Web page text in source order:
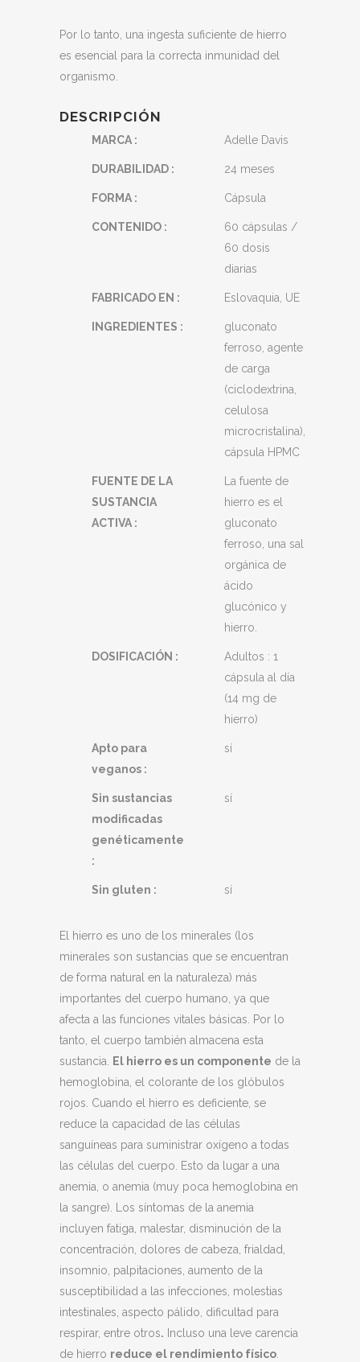
Por lo tanto, una ingesta suficiente de hierro
es esencial para la correcta inmunidad del
organismo.
DESCRIPCIÓN
MARCA : Adelle Davis
DURABILIDAD : 24 meses
FORMA : Cápsula
CONTENIDO :
60 cápsulas /
60 dosis
diarias
FABRICADO EN : Eslovaquia, UE
INGREDIENTES :
gluconato
ferroso, agente
de carga
(ciclodextrina,
celulosa
microcristalina),
cápsula HPMC
FUENTE DE LA
SUSTANCIA
ACTIVA :
La fuente de
hierro es el
gluconato
ferroso, una sal
orgánica de
ácido
glucónico y
hierro.
DOSIFICACIÓN :
Adultos : 1
cápsula al día
(14 mg de
hierro)
Apto para
veganos :
sí
Sin sustancias
modificadas
genéticamente
:
sí
Sin gluten : sí
El hierro es uno de los minerales (los
minerales son sustancias que se encuentran
de forma natural en la naturaleza) más
importantes del cuerpo humano, ya que
afecta a las funciones vitales básicas. Por lo
tanto, el cuerpo también almacena esta
sustancia.
El hierro es un componente de la
hemoglobina, el colorante de los glóbulos
rojos. Cuando el hierro es deficiente, se
reduce la capacidad de las células
sanguíneas para suministrar oxígeno a todas
las células del cuerpo. Esto da lugar a una
anemia, o anemia (muy poca hemoglobina en
la sangre). Los síntomas de la anemia
incluyen fatiga, malestar, disminución de la
concentración, dolores de cabeza, frialdad,
insomnio, palpitaciones, aumento de la
susceptibilidad a las infecciones, molestias
intestinales, aspecto pálido, dificultad para
respirar, entre otros. Incluso una leve carencia
de hierro reduce el rendimiento físico